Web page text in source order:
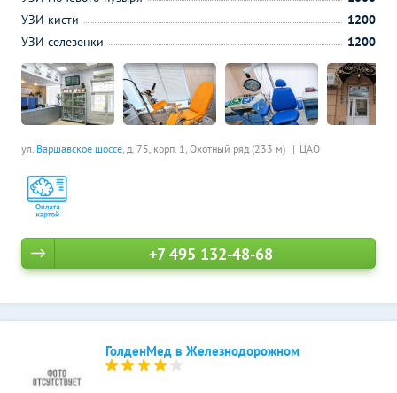
ул. Варшавское шоссе, д. 75, корп. 1, Охотный ряд (233 м) ЦАО
УЗИ кисти
1200
УЗИ селезенки
1200
+7 495 132-48-68
ГолденМед в Железнодорожном